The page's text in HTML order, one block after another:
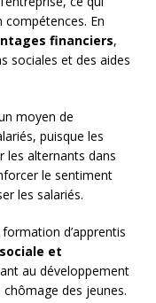
En
financiers,
sociales et des aides
moyen de
puisque les
les alternants dans
le sentiment
les salariés.
d’apprentis
et
au développement
des jeunes.